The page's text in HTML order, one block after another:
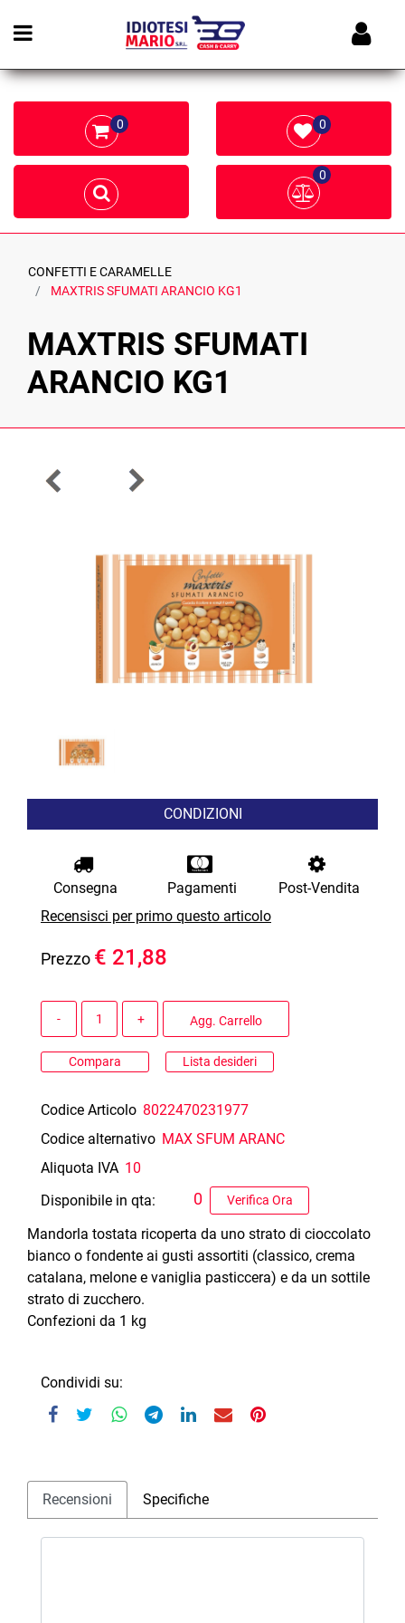
Open menu
0 0
0
CONFETTI E CARAMELLE
MAXTRIS SFUMATI ARANCIO KG1
MAXTRIS SFUMATI
ARANCIO KG1
CONDIZIONI
Consegna Pagamenti
Post-Vendita
Recensisci per primo questo articolo
Prezzo € 21,88
Agg. Carrello
Compara Lista desideri
Codice Articolo 8022470231977
Codice alternativo MAX SFUM ARANC
Aliquota IVA 10
Disponibile in qta:
Verifica Ora
0
Mandorla tostata ricoperta da uno strato di cioccolato
bianco o fondente ai gusti assortiti (classico, crema
catalana, melone e vaniglia pasticcera) e da un sottile
strato di zucchero.
Confezioni da 1 kg
Condividi su:
Recensioni Specifiche